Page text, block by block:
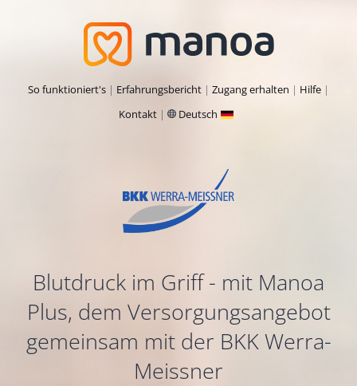
So funktioniert's Erfahrungsbericht Zugang erhalten
Hilfe
Kontakt
Deutsch
Blutdruck im Griff - mit Manoa
Plus, dem Versorgungsangebot
gemeinsam mit der BKK Werra-
Meissner